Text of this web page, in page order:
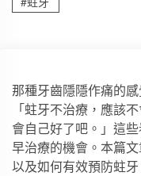
那種牙齒隱隱作痛的
「蛀牙不治療，應該
會自己好了吧。」這
早治療的機會。本篇
以及如何有效預防蛀